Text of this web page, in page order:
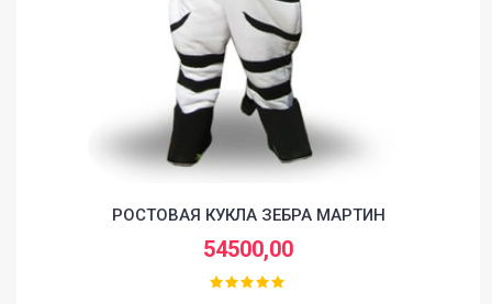
РОСТОВАЯ КУКЛА ЗЕБРА МАРТИН
54500,00